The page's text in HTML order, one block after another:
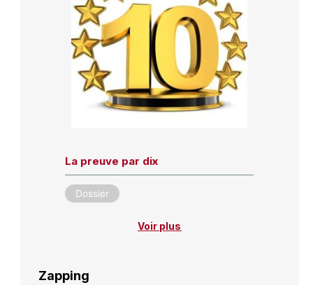
La preuve par dix
Dossier
Voir plus
Zapping